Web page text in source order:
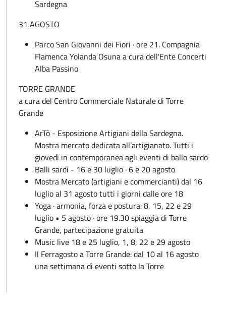
Sardegna
31 AGOSTO
Parco San Giovanni dei Fiori · ore 21. Compagnia
Flamenca Yolanda Osuna a cura dell'Ente Concerti
Alba Passino
TORRE GRANDE
a cura del Centro Commerciale Naturale di Torre
Grande
ArTò - Esposizione Artigiani della Sardegna.
Mostra mercato dedicata all’artigianato. Tutti i
giovedì in contemporanea agli eventi di ballo sardo
Balli sardi - 16 e 30 luglio · 6 e 20 agosto
Mostra Mercato (artigiani e commercianti) dal 16
luglio al 31 agosto tutti i giorni dalle ore 18
Yoga · armonia, forza e postura: 8, 15, 22 e 29
luglio • 5 agosto · ore 19.30 spiaggia di Torre
Grande, partecipazione gratuita
Music live 18 e 25 luglio, 1, 8, 22 e 29 agosto
Il Ferragosto a Torre Grande: dal 10 al 16 agosto
una settimana di eventi sotto la Torre